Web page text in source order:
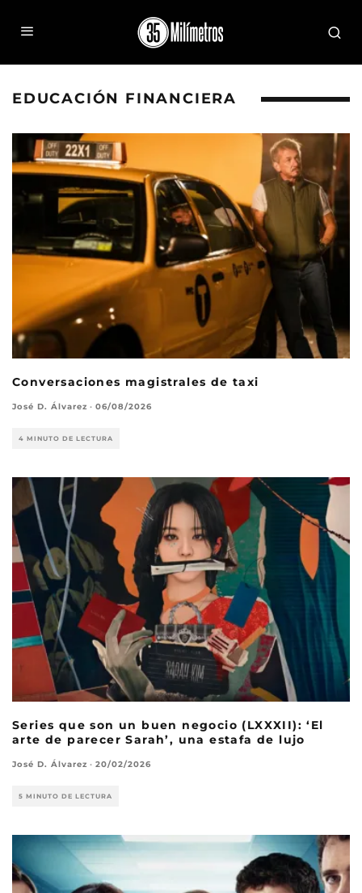
EDUCACIÓN FINANCIERA
Conversaciones magistrales de taxi
José D. Álvarez · 06/08/2026
4 MINUTO DE LECTURA
Series que son un buen negocio (LXXXII): ‘El
arte de parecer Sarah’, una estafa de lujo
José D. Álvarez · 20/02/2026
5 MINUTO DE LECTURA